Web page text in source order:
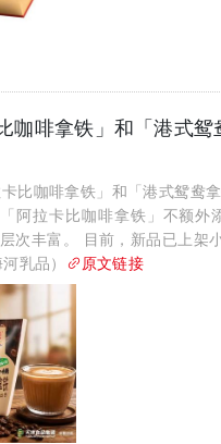
啡拿铁」和「港式鸳
比咖啡拿铁」和「港式鸳鸯
阿拉卡比咖啡拿铁」不额
次丰富。 目前，新品已上架
乳品）
原文链接